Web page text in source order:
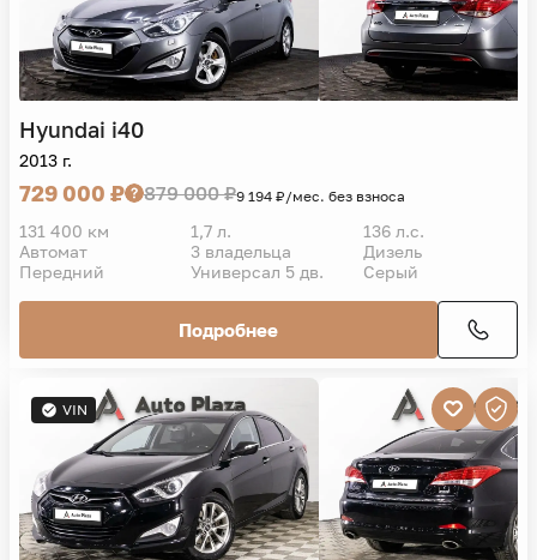
Hyundai i40
2013 г.
729 000 ₽ 879 000 ₽9 194 ₽/мес. без взноса
131 400 км 1,7 л.
136 л.с.
Автомат
3 владельца
Дизель
Передний
Универсал 5 дв. Серый
Подробнее
VIN